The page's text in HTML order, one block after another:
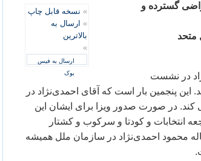
» نسخه قابل چاپ
» ارسال به
بالاترین
»
ارسال به فیس
بوک
گسترده و
متحد
در نشست
پنجمين بار است که آقای احمدی‌نژاد در
در صورت صدور ويزا برای ايشان اين
انتخابات و کودتا و سرکوب و کشتار
محمود احمدی‌نژاد در سازمان ملل هميشه